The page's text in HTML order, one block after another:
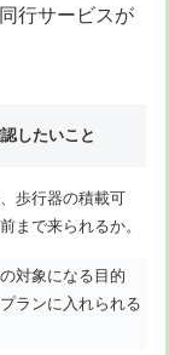
行サービスが
したいこと
歩行器の積載可
まで来られるか。
対象になる目的
ランに入れられる